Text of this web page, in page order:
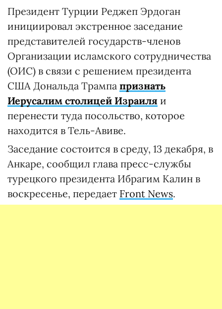
Президент Турции Реджеп Эрдоган
инициировал экстренное заседание
представителей государств-членов
Организации исламского сотрудничества
(ОИС) в связи с решением президента
США Дональда Трампа признать
Иерусалим столицей Израиля и
перенести туда посольство, которое
находится в Тель-Авиве.
Заседание состоится в среду, 13 декабря, в
Анкаре, сообщил глава пресс-службы
турецкого президента Ибрагим Калин в
воскресенье, передает Front News.